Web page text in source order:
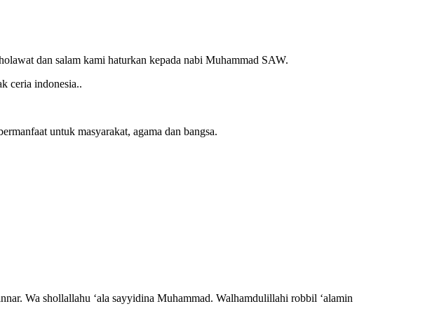
dan salam kami haturkan kepada nabi Muhammad SAW.
ceria indonesia..
untuk masyarakat, agama dan bangsa.
Wa shollallahu ‘ala sayyidina Muhammad. Walhamdulillahi robbil ‘alamin